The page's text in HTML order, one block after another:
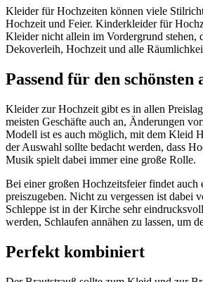
Kleider für Hochzeiten können viele
Hochzeit und Feier. Kinderkleider für
Kleider nicht allein im Vordergrund stehen,
Dekoverleih, Hochzeit und alle
Passend für den schönsten
Kleider zur Hochzeit gibt es in allen
meisten Geschäfte auch an, Änderungen
Modell ist es auch möglich, mit dem Kleid
der Auswahl sollte bedacht werden, dass
Musik spielt dabei immer eine große Rolle.
Bei einer großen Hochzeitsfeier findet
preiszugeben. Nicht zu vergessen ist dabei
Schleppe ist in der Kirche sehr
werden, Schlaufen annähen zu lassen, um
Perfekt kombiniert